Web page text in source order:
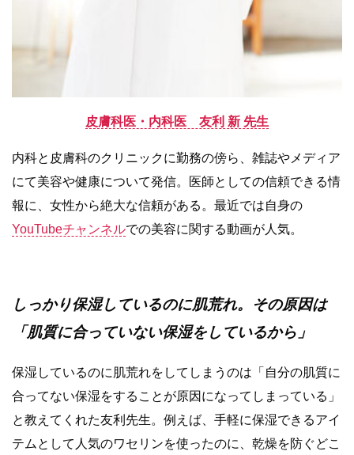
皮膚科医・内科医 友利 新 先生
内科と皮膚科のクリニックに勤務の傍ら、雑誌やメディア
にて美容や健康について発信。医師としての信頼できる情
報に、女性から絶大な信頼がある。最近では自身の
YouTubeチャンネルでの美容に関する動画が人気。
しっかり保湿しているのに肌荒れ。その原因は
「肌質に合っていない保湿をしているから」
保湿しているのに肌荒れをしてしまうのは「自分の肌質に
合ってない保湿をすることが原因になってしまっている」
と教えてくれた友利先生。例えば、手軽に保湿できるアイ
テムとして人気のワセリンを使ったのに、乾燥を防ぐどこ